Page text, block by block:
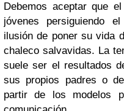
Debemos aceptar que
jóvenes persiguiendo
ilusión de poner su vida
chaleco salvavidas. La
suele ser el resultados
sus propios padres o
partir de los modelos